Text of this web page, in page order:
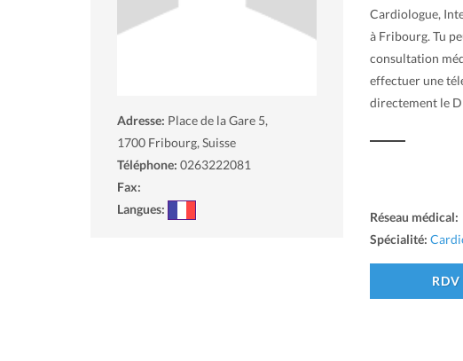
Adresse: Place de la Gare 5,
1700 Fribourg, Suisse
Téléphone: 0263222081
Fax:
Langues:
Cardiologue,
à Fribourg. Tu
consultation
effectuer une
directement le
Réseau médical:
Spécialité: